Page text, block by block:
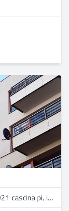
Cascina, Via della torre, 79, 56021 cascina pi, italia